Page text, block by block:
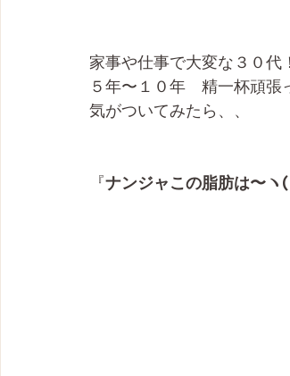
家事や仕事で大変な３０代！
５年〜１０年　精一杯頑張
気がついてみたら、、
『ナンジャこの脂肪は〜ヽ